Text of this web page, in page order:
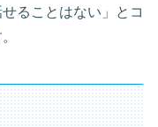
ることはない」とコ